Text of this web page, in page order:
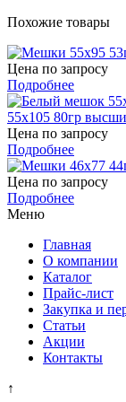
Похожие товары
Цена по запросу
Подробнее
55х105 80гр
Цена по запросу
Подробнее
Цена по запросу
Подробнее
Меню
Главная
О компании
Каталог
Прайс-лист
Закупка и
Статьи
Акции
Контакты
↑